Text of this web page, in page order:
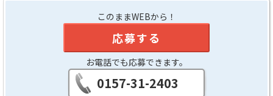
このままWEBから！
応募する
お電話でも応募できます。
0157-31-2403